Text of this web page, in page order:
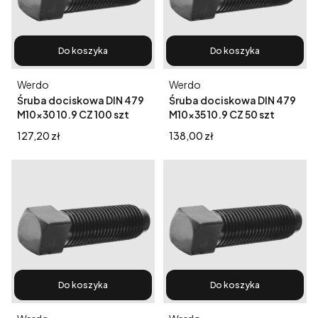
Do koszyka
Śruba dociskowa DIN 479
M10x30 10.9 CZ 100 szt
Producent
Werdo
Cena
127,20 zł
Do koszyka
Śruba dociskowa DIN 479
M10x35 10.9 CZ 50 szt
Producent
Werdo
Cena
138,00 zł
Do koszyka Do koszyka